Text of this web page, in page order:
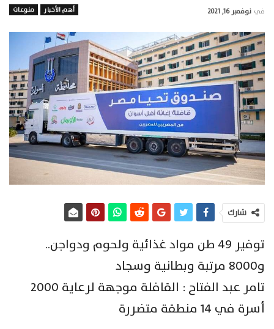
أهم الأخبار منوعات في نوفمبر 16, 2021
شارك
توفير 49 طن مواد غذائية ولحوم ودواجن..
و8000 مرتبة وبطانية وسجاد
تامر عبد الفتاح : القافلة موجهة لرعاية 2000
أسرة في 14 منطقة متضررة